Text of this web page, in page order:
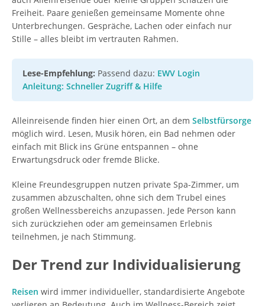
Freiheit. Paare genießen gemeinsame Momente ohne
Unterbrechungen. Gespräche, Lachen oder einfach nur
Stille – alles bleibt im vertrauten Rahmen.
Lese-Empfehlung: Passend dazu: EWV Login
Anleitung: Schneller Zugriff & Hilfe
Alleinreisende finden hier einen Ort, an dem Selbstfürsorge
möglich wird. Lesen, Musik hören, ein Bad nehmen oder
einfach mit Blick ins Grüne entspannen – ohne
Erwartungsdruck oder fremde Blicke.
Kleine Freundesgruppen nutzen private Spa-Zimmer, um
zusammen abzuschalten, ohne sich dem Trubel eines
großen Wellnessbereichs anzupassen. Jede Person kann
sich zurückziehen oder am gemeinsamen Erlebnis
teilnehmen, je nach Stimmung.
Der Trend zur Individualisierung
Reisen wird immer individueller, standardisierte Angebote